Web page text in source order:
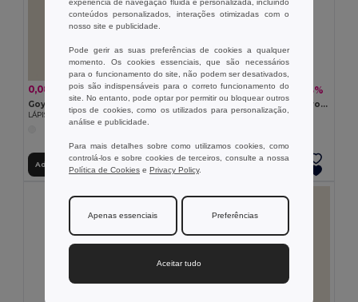
0,08 € 0,10 € -18%
Goya 50555
LÁPIS SURGEON
Adicionar ao Carrinho
0,27 € 0,41 € -33%
SUORA Porta-chaves de feltro RPET
GiftRetail MO6508
conteúdos personalizados, interações otimizadas com o
nosso site e publicidade.
Pode gerir as suas preferências de cookies a qualquer
momento. Os cookies essenciais, que são necessários
para o funcionamento do site, não podem ser desativados,
pois são indispensáveis para o correto funcionamento do
site. No entanto, pode optar por permitir ou bloquear outros
tipos de cookies, como os utilizados para personalização,
análise e publicidade.
Para mais detalhes sobre como utilizamos cookies, como
controlá-los e sobre cookies de terceiros, consulte a nossa
Política de Cookies e Privacy Policy.
Apenas essenciais Preferências
Aceitar tudo